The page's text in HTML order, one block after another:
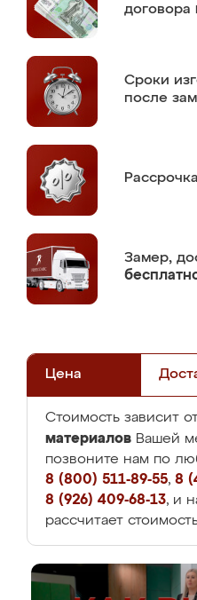
договора
Сроки
после
Рассрочка
Замер,
Цена
Стоимость зависит
материалов Вашей
позвоните нам по
8 (800) 511-89-55, 8
8 (926) 409-68-13, и
рассчитает